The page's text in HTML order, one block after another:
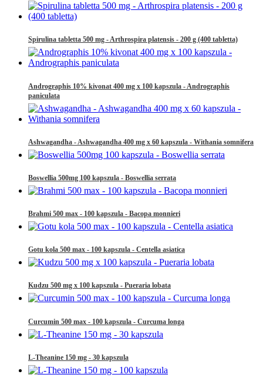
Spirulina tabletta 500 mg - Arthrospira platensis - 200 g (400 tabletta)
Andrographis 10% kivonat 400 mg x 100 kapszula - Andrographis
paniculata
Ashwagandha - Ashwagandha 400 mg x 60 kapszula - Withania somnifera
Boswellia 500mg 100 kapszula - Boswellia serrata
Brahmi 500 max - 100 kapszula - Bacopa monnieri
Gotu kola 500 max - 100 kapszula - Centella asiatica
Kudzu 500 mg x 100 kapszula - Pueraria lobata
Curcumin 500 max - 100 kapszula - Curcuma longa
L-Theanine 150 mg - 30 kapszula